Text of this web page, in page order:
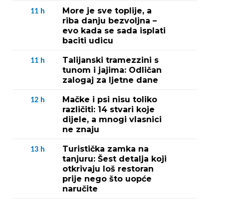
11 h
More je sve toplije, a
riba danju bezvoljna –
evo kada se sada isplati
baciti udicu
11 h
Talijanski tramezzini s
tunom i jajima: Odličan
zalogaj za ljetne dane
12 h
Mačke i psi nisu toliko
različiti: 14 stvari koje
dijele, a mnogi vlasnici
ne znaju
13 h
Turistička zamka na
tanjuru: Šest detalja koji
otkrivaju loš restoran
prije nego što uopće
naručite